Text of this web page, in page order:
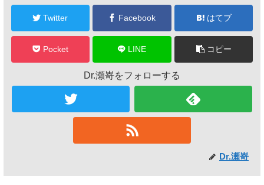
Twitter Facebook はてブ
Pocket LINE コピー
Dr.瀬嵜をフォローする
Dr.瀬嵜